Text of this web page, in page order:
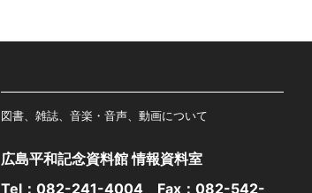
図書、雑誌、音楽・音声、動画について
広島平和記念資料館 情報資料室
Tel： 082-241-4004 Fax：082-542-